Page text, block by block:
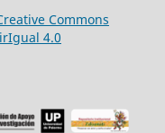
Commons
4.0